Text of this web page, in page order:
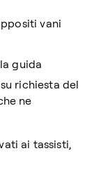
vani
guida
richiesta del
ne
ai tassisti,